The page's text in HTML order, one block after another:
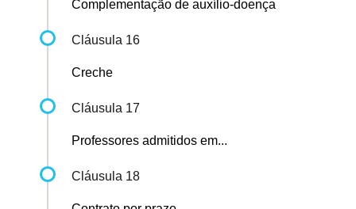
Complementação de auxílio-doença
Cláusula 16
Creche
Cláusula 17
Professores admitidos em...
Cláusula 18